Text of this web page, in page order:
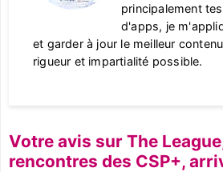
principalement
d'apps, je
et garder à jour le meilleur
rigueur et impartialité possible.
Votre avis sur The
rencontres des CSP+,